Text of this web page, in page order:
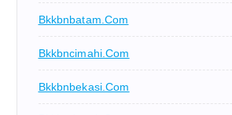
Bkkbnbatam.com
Bkkbncimahi.com
Bkkbnbekasi.com